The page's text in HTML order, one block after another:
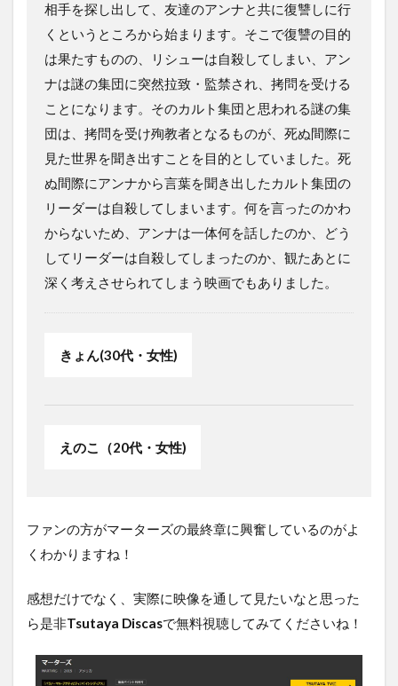
相手を探し出して、友達のアンナと共に復讐しに行
くというところから始まります。そこで復讐の目的
は果たすものの、リシューは自殺してしまい、アン
ナは謎の集団に突然拉致・監禁され、拷問を受ける
ことになります。そのカルト集団と思われる謎の集
団は、拷問を受け殉教者となるものが、死ぬ間際に
見た世界を聞き出すことを目的としていました。死
ぬ間際にアンナから言葉を聞き出したカルト集団の
リーダーは自殺してしまいます。何を言ったのかわ
からないため、アンナは一体何を話したのか、どう
してリーダーは自殺してしまったのか、観たあとに
深く考えさせられてしまう映画でもありました。
きょん(30代・女性)
えのこ（20代・女性)
ファンの方がマーターズの最終章に興奮しているのがよ
くわかりますね！
感想だけでなく、実際に映像を通して見たいなと思った
ら是非Tsutaya Discasで無料視聴してみてくださいね！